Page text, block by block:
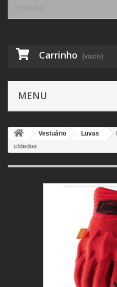
Carrinho (vazio)
MENU
Vestuário Luvas
c/dedos